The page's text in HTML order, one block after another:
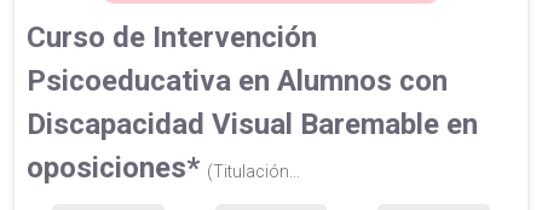
Curso de Intervención
Psicoeducativa en Alumnos con
Discapacidad Visual Baremable en
oposiciones* (Titulación...